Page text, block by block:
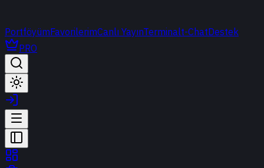
PortföyümFavorilerimCanlı YayınTerminalt-ChatDestek
PRO